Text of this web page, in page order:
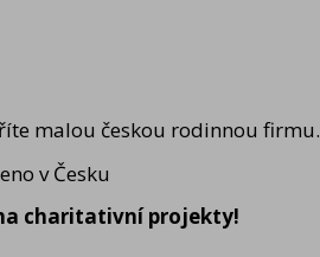
malou českou rodinnou firmu.
charitativní projekty!